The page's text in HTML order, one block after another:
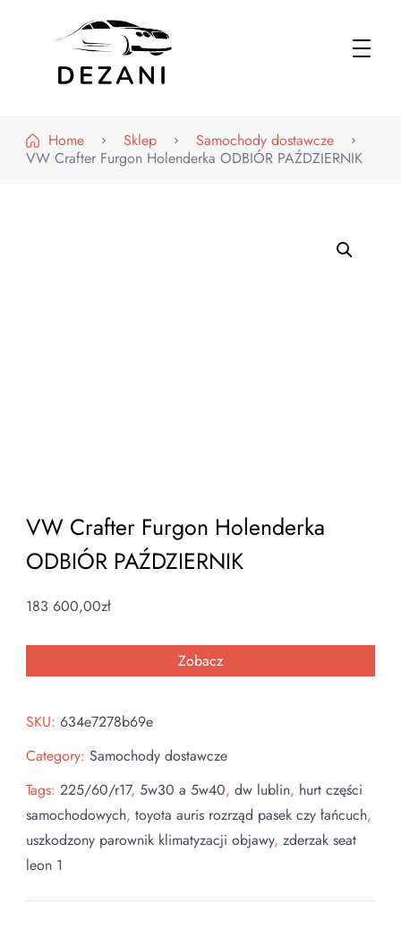
Home
Sklep
Samochody dostawcze
VW Crafter Furgon Holenderka ODBIÓR PAŹDZIERNIK
VW Crafter Furgon Holenderka
ODBIÓR PAŹDZIERNIK
183 600,00zł
Zobacz
SKU: 634e7278b69e
Category: Samochody dostawcze
Tags: 225/60/r17, 5w30 a 5w40, dw lublin, hurt części
samochodowych, toyota auris rozrząd pasek czy łańcuch,
uszkodzony parownik klimatyzacji objawy, zderzak seat
leon 1